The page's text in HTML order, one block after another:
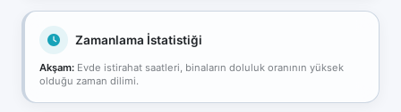
Zamanlama İstatistiği
Akşam: Evde istirahat saatleri, binaların doluluk oranının yüksek
olduğu zaman dilimi.